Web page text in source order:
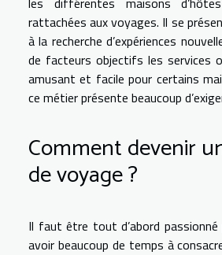
rattachées aux voyages. Il se
à la recherche d’expériences
de facteurs objectifs les services
amusant et facile pour certains
ce métier présente beaucoup
Comment devenir
de voyage ?
Il faut être tout d’abord
avoir beaucoup de temps à